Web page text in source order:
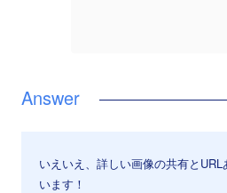
いえいえ、詳しい画像の共有と
います！